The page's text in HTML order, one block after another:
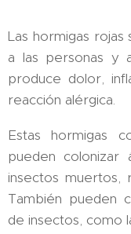
Las hormigas
a las personas y
produce dolor,
reacción alérgica.
Estas hormigas
pueden colonizar
insectos muertos,
También pueden
de insectos, como